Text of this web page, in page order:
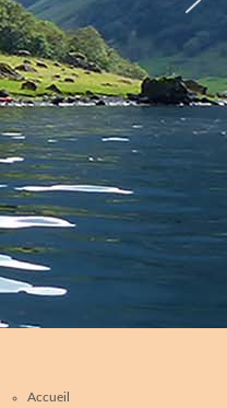
Accueil